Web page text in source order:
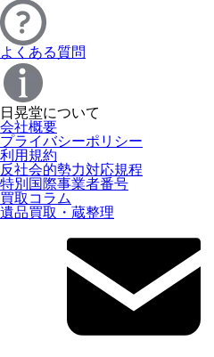
よくある質問
日晃堂について
会社概要
プライバシーポリシー
利用規約
反社会的勢力対応規程
特別国際事業者番号
買取コラム
遺品買取・蔵整理